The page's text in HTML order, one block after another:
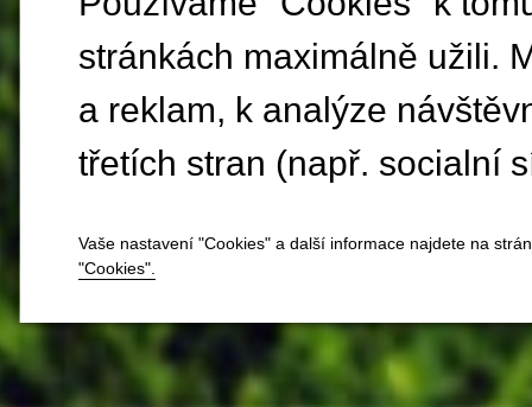
stránkách maximálně užili.
a reklam, k analýze
třetích stran (např. socialní
Vaše nastavení "Cookies" a další informace najdete na
"Cookies".